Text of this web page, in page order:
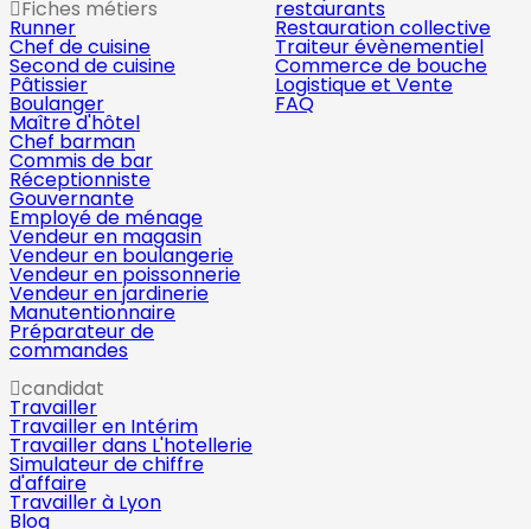
Fiches métiers
Runner
Chef de cuisine
Second de cuisine
Pâtissier
Boulanger
Maître d'hôtel
Chef barman
Commis de bar
Réceptionniste
Gouvernante
Employé de ménage
Vendeur en magasin
Vendeur en boulangerie
Vendeur en poissonnerie
Vendeur en jardinerie
Manutentionnaire
Préparateur de
commandes
restaurants
Restauration collective
Traiteur évènementiel
Commerce de bouche
Logistique et Vente
FAQ
candidat
Travailler
Travailler en Intérim
Travailler dans L'hotellerie
Simulateur de chiffre
d'affaire
Travailler à Lyon
Blog